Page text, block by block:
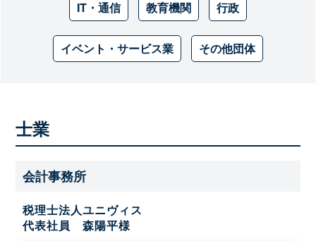
IT・通信 教育機関 行政
イベント・サービス業 その他団体
士業
会計事務所
税理士法人ユニヴィス
代表社員 森陽平様